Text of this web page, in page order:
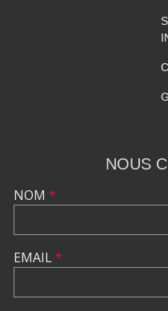
NOUS
NOM *
EMAIL*